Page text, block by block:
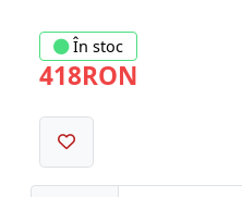
În stoc
418RON